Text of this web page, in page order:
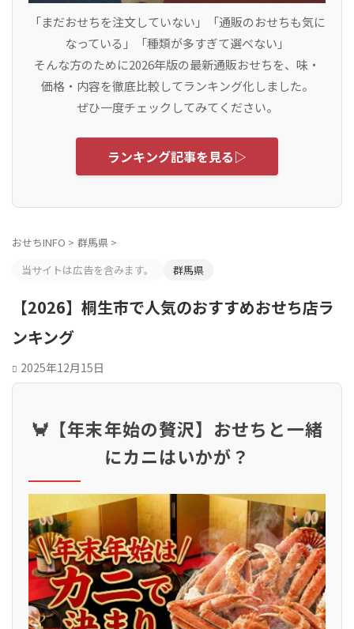
「まだおせちを注文していない」「通販のおせちも気に
なっている」「種類が多すぎて選べない」
そんな方のために2026年版の最新通販おせちを、味・
価格・内容を徹底比較してランキング化しました。
ぜひ一度チェックしてみてください。
ランキング記事を見る▷
おせちINFO > 群馬県 >
当サイトは広告を含みます。
群馬県
【2026】桐生市で人気のおすすめおせち店ラ
ンキング
2025年12月15日
🦀【年末年始の贅沢】おせちと一緒
にカニはいかが？